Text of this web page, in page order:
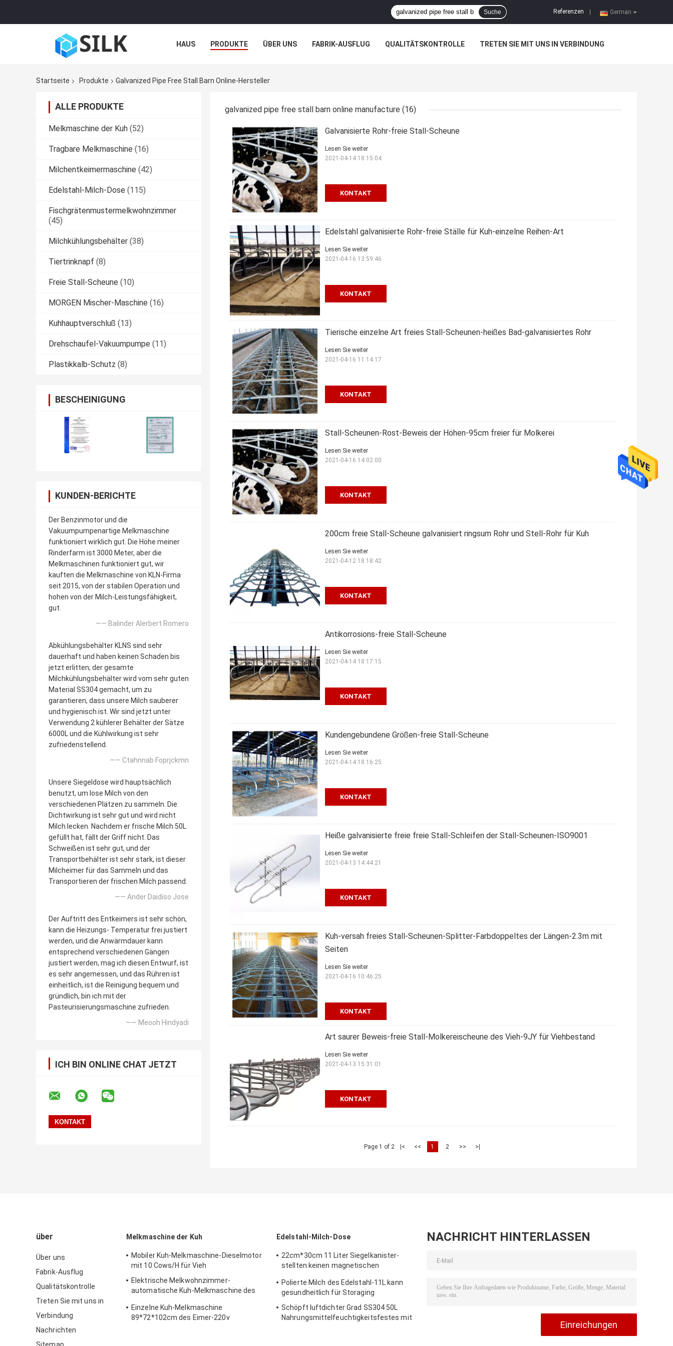
German
Referenzen
Suche
HAUS PRODUKTE ÜBER UNS FABRIK-AUSFLUG QUALITÄTSKONTROLLE TRETEN SIE MIT UNS IN VERBINDUNG
Startseite
Produkte Galvanized Pipe Free Stall Barn Online-Hersteller
ALLE PRODUKTE
Melkmaschine der Kuh (52)
Tragbare Melkmaschine (16)
Milchentkeimermaschine (42)
Edelstahl-Milch-Dose (115)
Fischgrätenmustermelkwohnzimmer
(45)
Milchkühlungsbehälter (38)
Tiertrinknapf (8)
Freie Stall-Scheune (10)
MORGEN Mischer-Maschine (16)
Kuhhauptverschluß (13)
Drehschaufel-Vakuumpumpe (11)
Plastikkalb-Schutz (8)
BESCHEINIGUNG
KUNDEN-BERICHTE
Der Benzinmotor und die
Vakuumpumpenartige Melkmaschine
funktioniert wirklich gut. Die Höhe meiner
Rinderfarm ist 3000 Meter, aber die
Melkmaschinen funktioniert gut, wir
kauften die Melkmaschine von KLN-Firma
seit 2015, von der stabilen Operation und
hohen von der Milch-Leistungsfähigkeit,
gut.
—— Balinder Alerbert Romero
Abkühlungsbehälter KLNS sind sehr
dauerhaft und haben keinen Schaden bis
jetzt erlitten; der gesamte
Milchkühlungsbehälter wird vom sehr guten
Material SS304 gemacht, um zu
garantieren, dass unsere Milch sauberer
und hygienisch ist. Wir sind jetzt unter
Verwendung 2 kühlerer Behälter der Sätze
6000L und die Kühlwirkung ist sehr
zufriedenstellend.
—— Ctahnnab Foprjckmn
Unsere Siegeldose wird hauptsächlich
benutzt, um lose Milch von den
verschiedenen Plätzen zu sammeln. Die
Dichtwirkung ist sehr gut und wird nicht
Milch lecken. Nachdem er frische Milch 50L
gefüllt hat, fällt der Griff nicht. Das
Schweißen ist sehr gut, und der
Transportbehälter ist sehr stark, ist dieser
Milcheimer für das Sammeln und das
Transportieren der frischen Milch passend.
—— Ander Daidiso Jose
Der Auftritt des Entkeimers ist sehr schön,
kann die Heizungs- Temperatur frei justiert
werden, und die Anwärmdauer kann
entsprechend verschiedenen Gängen
justiert werden, mag ich diesen Entwurf, ist
es sehr angemessen, und das Rühren ist
einheitlich, ist die Reinigung bequem und
gründlich, bin ich mit der
Pasteurisierungsmaschine zufrieden.
—— Meooh Hindyadi
ICH BIN ONLINE CHAT JETZT
galvanized pipe free stall barn online manufacture (16)
Galvanisierte Rohr-freie Stall-Scheune
KONTAKT
Lesen Sie weiter
2021-04-14 18:15:04
Edelstahl galvanisierte Rohr-freie Ställe für Kuh-einzelne Reihen-Art
KONTAKT
Lesen Sie weiter
2021-04-16 13:59:46
Tierische einzelne Art freies Stall-Scheunen-heißes Bad-galvanisiertes Rohr
KONTAKT
Lesen Sie weiter
2021-04-16 11:14:17
Stall-Scheunen-Rost-Beweis der Höhen-95cm freier für Molkerei
KONTAKT
Lesen Sie weiter
2021-04-16 14:02:00
200cm freie Stall-Scheune galvanisiert ringsum Rohr und Stell-Rohr für Kuh
KONTAKT
Lesen Sie weiter
2021-04-12 18:18:42
Antikorrosions-freie Stall-Scheune
KONTAKT
Lesen Sie weiter
2021-04-14 18:17:15
Kundengebundene Größen-freie Stall-Scheune
KONTAKT
Lesen Sie weiter
2021-04-14 18:16:25
Heiße galvanisierte freie freie Stall-Schleifen der Stall-Scheunen-ISO9001
KONTAKT
Lesen Sie weiter
2021-04-13 14:44:21
Kuh-versah freies Stall-Scheunen-Splitter-Farbdoppeltes der Längen-2.3m mit
Seiten
KONTAKT
Lesen Sie weiter
2021-04-16 10:46:25
Art saurer Beweis-freie Stall-Molkereischeune des Vieh-9JY für Viehbestand
KONTAKT
Lesen Sie weiter
2021-04-13 15:31:01
Page 1 of 2 |< << 1 2 >> >|
über
Über uns
Fabrik-Ausflug
Qualitätskontrolle
Treten Sie mit uns in
Verbindung
Nachrichten
Melkmaschine der Kuh
Mobiler Kuh-Melkmaschine-Dieselmotor
mit 10 Cows/H für Vieh
Elektrische Melkwohnzimmer-
automatische Kuh-Melkmaschine des
Einzelne Kuh-Melkmaschine
89*72*102cm des Eimer-220v
Edelstahl-Milch-Dose
22cm*30cm 11 Liter Siegelkanister-
stellten keinen magnetischen
Polierte Milch des Edelstahl-11L kann
gesundheitlich für Storaging
Schöpft luftdichter Grad SS304 50L
Nahrungsmittelfeuchtigkeitsfestes mit
NACHRICHT HINTERLASSEN